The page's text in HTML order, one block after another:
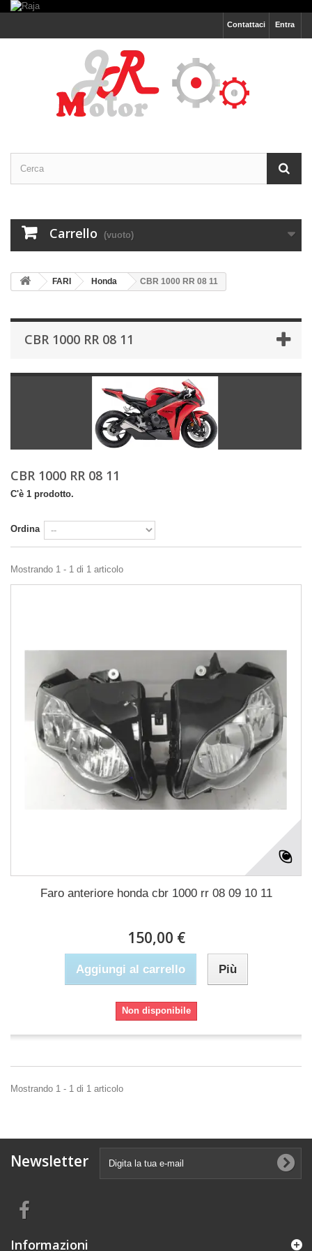
Entra
Contattaci
Carrello (vuoto)
FARI Honda CBR 1000 RR 08 11
CBR 1000 RR 08 11
CBR 1000 RR 08 11
C'è 1 prodotto.
Ordina
Mostrando 1 - 1 di 1 articolo
Faro anteriore honda cbr 1000 rr 08 09 10 11
150,00 €
Aggiungi al carrello Più
Non disponibile
Mostrando 1 - 1 di 1 articolo
Newsletter
Informazioni